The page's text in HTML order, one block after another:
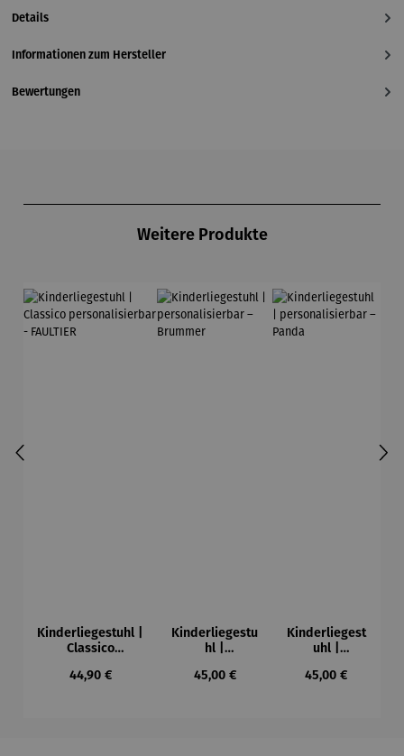
Details
Informationen zum Hersteller
Bewertungen
Weitere Produkte
Kinderliegestuhl |
Classico
FAULTIER
Regulärer Preis:
44,90 €
Kinderliegestu
hl |
r – Brummer
Regulärer Preis:
45,00 €
Kinderliegest
uhl |
ar – Panda
Regulärer Preis:
45,00 €